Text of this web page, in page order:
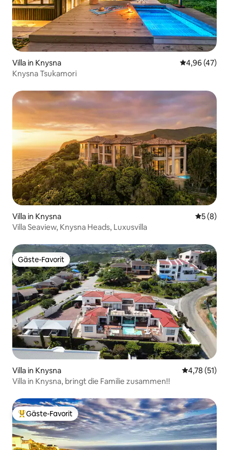
Villa in Knysna
4,96 (47)
Knysna Tsukamori
Villa in Knysna
5 (8)
Villa Seaview, Knysna Heads, Luxusvilla
Gäste-Favorit
Gäste-Favorit
Villa in Knysna
4,78 (51)
Villa in Knysna, bringt die Familie zusammen!!
Beliebter Gäste-Favorit.
Gäste-Favorit